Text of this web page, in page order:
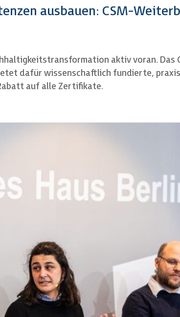
ausbauen: CSM-
aktiv voran. Das
dafür wissenschaftlich fundierte,
auf alle Zertifikate.